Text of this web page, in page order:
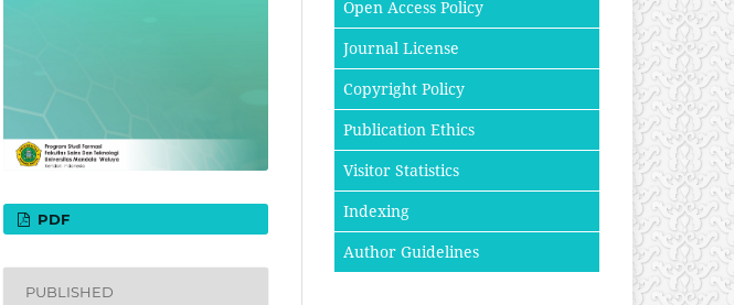
PDF
PUBLISHED
Open Access Policy
Journal License
Copyright Policy
Publication Ethics
Visitor Statistics
Indexing
Author Guidelines